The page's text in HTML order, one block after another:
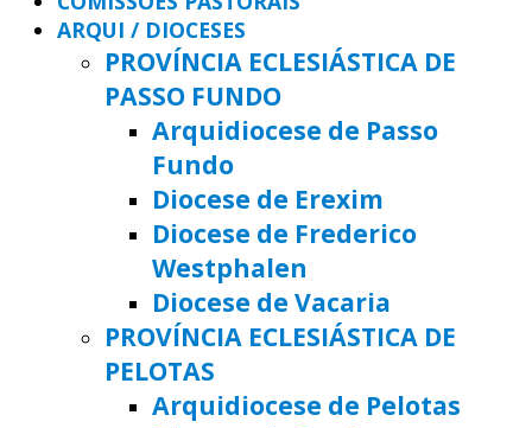
ARQUI / DIOCESES
PROVÍNCIA ECLESIÁSTICA DE
PASSO FUNDO
Arquidiocese de Passo
Fundo
Diocese de Erexim
Diocese de Frederico
Westphalen
Diocese de Vacaria
PROVÍNCIA ECLESIÁSTICA DE
PELOTAS
Arquidiocese de Pelotas